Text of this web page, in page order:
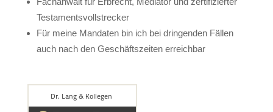
Testamentsvollstrecker
Für meine Mandaten bin ich bei dringenden Fällen
auch nach den Geschäftszeiten erreichbar